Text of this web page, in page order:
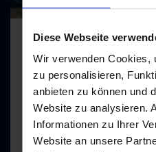
Diese Webseite
Wir verwenden Cookies,
zu personalisieren,
anbieten zu können und
Website zu analysieren.
Informationen zu Ihrer
Website an unsere
Sport Fleiss
Schlossgasse 2a,
+43 6432 7218